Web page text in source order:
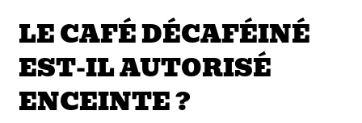
LE CAFÉ DÉCAFÉINÉ
EST-IL AUTORISÉ
ENCEINTE ?